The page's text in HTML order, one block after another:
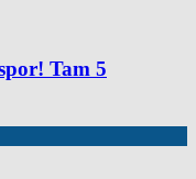
Tam 5